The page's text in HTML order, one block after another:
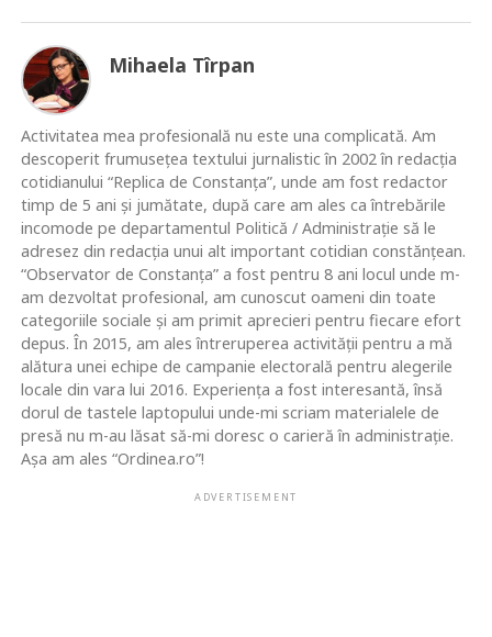
Mihaela Tîrpan
Activitatea mea profesională nu este una complicată. Am
descoperit frumusețea textului jurnalistic în 2002 în redacția
cotidianului “Replica de Constanța”, unde am fost redactor
timp de 5 ani și jumătate, după care am ales ca întrebările
incomode pe departamentul Politică / Administrație să le
adresez din redacția unui alt important cotidian constănțean.
“Observator de Constanța” a fost pentru 8 ani locul unde m-
am dezvoltat profesional, am cunoscut oameni din toate
categoriile sociale și am primit aprecieri pentru fiecare efort
depus. În 2015, am ales întreruperea activității pentru a mă
alătura unei echipe de campanie electorală pentru alegerile
locale din vara lui 2016. Experiența a fost interesantă, însă
dorul de tastele laptopului unde-mi scriam materialele de
presă nu m-au lăsat să-mi doresc o carieră în administrație.
Așa am ales “Ordinea.ro”!
ADVERTISEMENT